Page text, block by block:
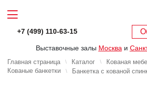
+7 (499) 110-63-15
Выставочные залы Москва и
Главная страница Каталог
Кованая
Кованые банкетки
Банкетка с кованой